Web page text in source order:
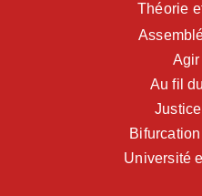
Théorie
Agir
Au fil
Université